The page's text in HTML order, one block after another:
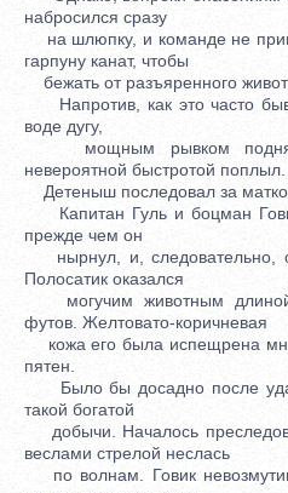
набросился сразу
на шлюпку, и команде не
гарпуну канат, чтобы
бежать от разъяренного
Напротив, как это часто
воде дугу,
мощным рывком
невероятной быстротой поплыл.
Детеныш последовал за
Капитан Гуль и боцман
прежде чем он
нырнул, и, следовательно,
Полосатик оказался
могучим животным длиной
футов. Желтовато-коричневая
кожа его была испещрена
пятен.
Было бы досадно после
такой богатой
добычи. Началось
веслами стрелой неслась
по волнам. Говик